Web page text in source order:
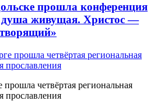
прошла конференция
живущая. Христос —
четвёртая региональная
прославления